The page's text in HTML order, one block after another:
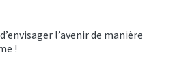
l’avenir de manière
!